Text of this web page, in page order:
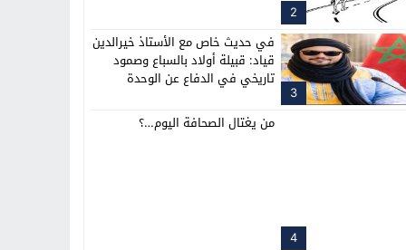
2
3
في حديث خاص مع الأستاذ خيرالدين
قياد: قبيلة أولاد بالسباع وصمود
تاريخي في الدفاع عن الوحدة
4
من يغتال الصحافة اليوم…؟